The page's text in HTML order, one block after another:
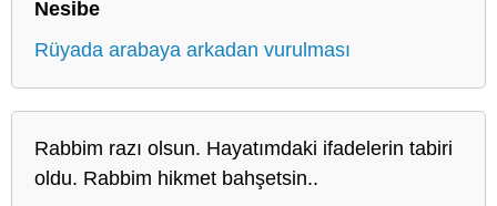
Nesibe
Rüyada arabaya arkadan vurulması
Rabbim razı olsun. Hayatımdaki ifadelerin tabiri
oldu. Rabbim hikmet bahşetsin..